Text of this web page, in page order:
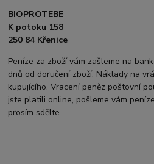
BIOPROTEBE
K potoku 158
250 84 Křenice
Peníze za zboží vám zašleme na
dnů od doručení zboží. Náklady na
kupujícího. Vracení peněz poštovní
jste platili online, pošleme vám
prosím sdělte.